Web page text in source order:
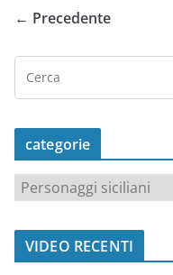
← Precedente
categorie
t
VIDEO RECENTI